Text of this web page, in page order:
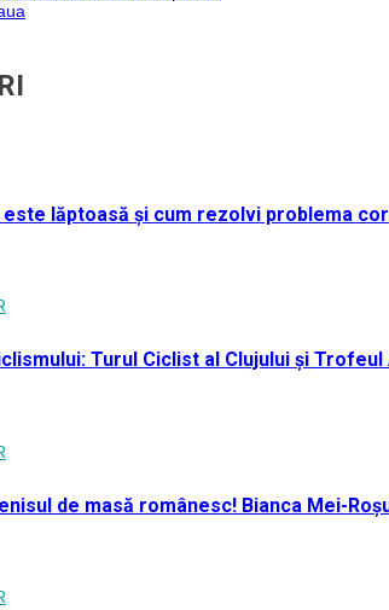
este lăptoasă și cum rezolvi problema
Turul Ciclist al Clujului și
de masă românesc! Bianca Mei-